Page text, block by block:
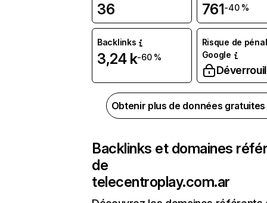
36 761-40 %
Backlinks
3,24 k-60 %
Risque de
Google
Obtenir plus de données
Backlinks et domaines
de
telecentroplay.com.ar